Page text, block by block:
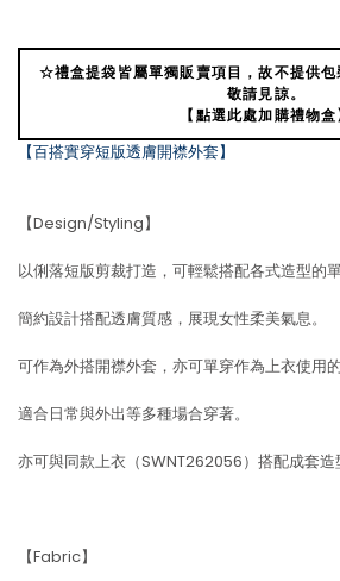
☆禮盒提袋皆屬單獨販賣項目，故不提供包
敬請見諒。
【點選此處加購禮物盒
【百搭實穿短版透膚開襟外套】
【Design/Styling】
以俐落短版剪裁打造，可輕鬆搭配各式造型的單
簡約設計搭配透膚質感，展現女性柔美氣息。
可作為外搭開襟外套，亦可單穿作為上衣使用的
適合日常與外出等多種場合穿著。
亦可與同款上衣（SWNT262056）搭配成套造
【Fabric】